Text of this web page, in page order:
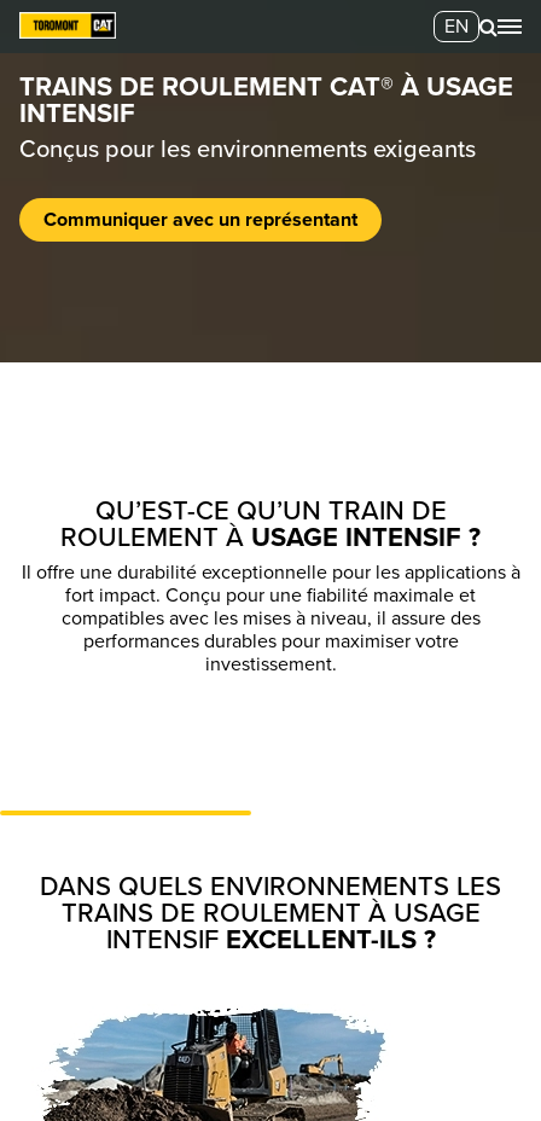
EN
TRAINS DE ROULEMENT CAT® À USAGE
INTENSIF
Conçus pour les environnements exigeants
Communiquer avec un représentant
QU’EST-CE QU’UN TRAIN DE
ROULEMENT À USAGE INTENSIF ?
Il offre une durabilité exceptionnelle pour les applications à
fort impact. Conçu pour une fiabilité maximale et
compatibles avec les mises à niveau, il assure des
performances durables pour maximiser votre
investissement.
DANS QUELS ENVIRONNEMENTS LES
TRAINS DE ROULEMENT À USAGE
INTENSIF EXCELLENT-ILS ?